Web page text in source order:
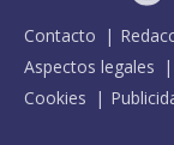
Contacto
Aspectos legales
Cookies